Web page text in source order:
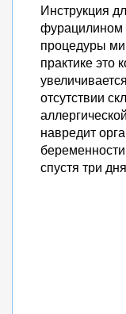
Инструкция
фурацилином
процедуры
практике это
отсутствии
навредит
спустя три